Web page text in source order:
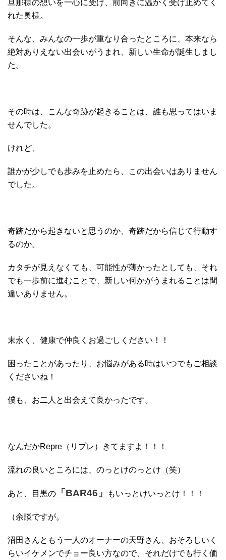
旦那様の想いを一心に受け、前向きに温かく受け止めてく
れた奥様。
そんな、みんなの一歩が重なり合ったところに、本来なら
絶対ありえない出会いがうまれ、新しい生命が誕生しまし
た。
その時は、こんな奇跡が起きることは、誰も思ってはいま
せんでした。
けれど、
誰かが少しでも歩みを止めたら、この出会いはありません
でした。
奇跡だから起きないと思うのか、奇跡だから信じて行動す
るのか。
カタチが見えなくても、可能性が薄かったとしても、それ
でも一歩前に進むことで、新しい何かがうまれることは間
違いありません。
末永く、健康で仲良くお過ごしください！！
困ったことがあったり、お悩みがある時はいつでもご相談
くださいね！
僕も、お二人と出会えて良かったです。
なんだかRepre（リプレ）きてますよ！！！
流れの良いところには、のっとけのっとけ（笑）
あと、目黒の 「BAR46」 もいっとけいっとけ！！！
（余談ですが。
沼田さんともう一人のオーナーの天野さん、おそろしいく
らいイケメンでチョー良い方なので、それだけでも行く価